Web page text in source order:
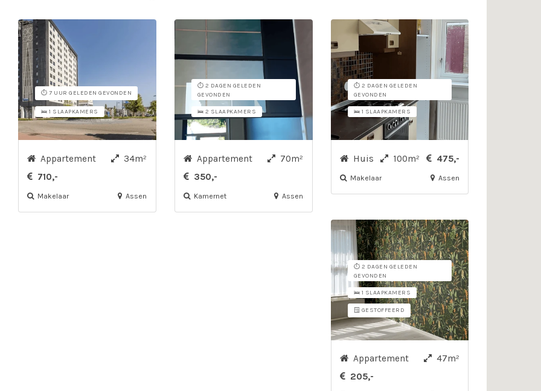
⏱️ 7 UUR GELEDEN GEVONDEN
🛌 1 SLAAPKAMERS
Appartement
34m²
710,-
Makelaar Assen
⏱️ 2 DAGEN GELEDEN
GEVONDEN
🛌 2 SLAAPKAMERS
Appartement
70m²
350,-
Kamernet Assen
⏱️ 2 DAGEN GELEDEN
GEVONDEN
🛌 1 SLAAPKAMERS
Huis 100m² 475,-
Makelaar Assen
⏱️ 2 DAGEN GELEDEN
GEVONDEN
🛌 1 SLAAPKAMERS
🪟 GESTOFFEERD
Appartement
47m²
205,-